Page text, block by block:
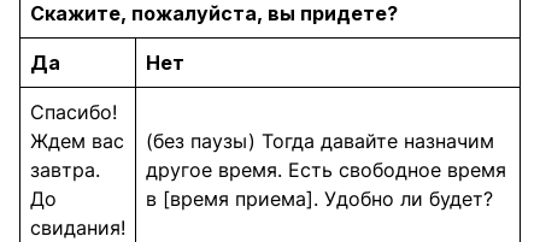
Скажите, пожалуйста, вы придете?
Да Нет
Спасибо!
Ждем вас
завтра.
До
свидания!
(без паузы) Тогда давайте назначим
другое время. Есть свободное время
в [время приема]. Удобно ли будет?